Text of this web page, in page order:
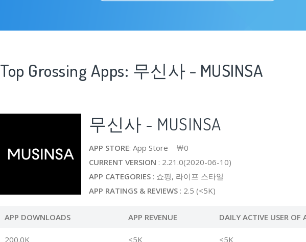
Top Grossing Apps: 무신사 - MUSINSA
무신사 - MUSINSA
APP STORE: App Store ￦0
CURRENT VERSION : 2.21.0(2020-06-10)
APP CATEGORIES : 쇼핑, 라이프 스타일
APP RATINGS & REVIEWS : 2.5 (<5K)
APP DOWNLOADS APP REVENUE DAILY ACTIVE USER OF
200.0K <5K <5K